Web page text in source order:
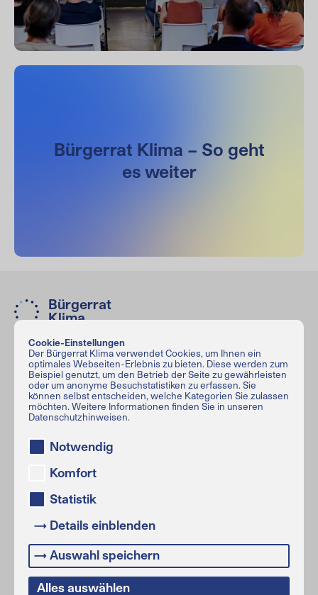
Bürgerrat Klima – So geht
es weiter
Bürgerrat
Klima
Bürgerrat Klima
Haus der Demokratie und Menschenrechte
Greifswalder Str. 4, 10405 Berlin
info@buergerrat-klima.de
Trägerverein
Bürgerrat Klima:
BürgerBegehren
Folge uns
Cookie-Einstellungen
Der Bürgerrat Klima verwendet Cookies, um Ihnen ein
optimales Webseiten-Erlebnis zu bieten. Diese werden zum
Beispiel genutzt, um den Betrieb der Seite zu gewährleisten
oder um anonyme Besuchstatistiken zu erfassen. Sie
können selbst entscheiden, welche Kategorien Sie zulassen
möchten. Weitere Informationen finden Sie in unseren
Datenschutzhinweisen.
Notwendig
Komfort
Statistik
→ Details einblenden
→ Auswahl speichern
Alles auswählen